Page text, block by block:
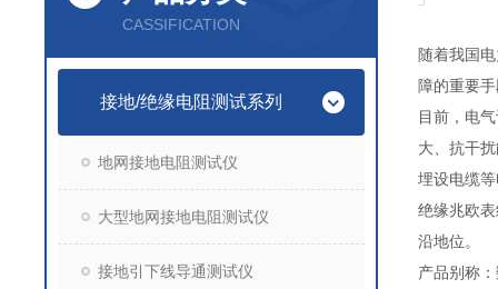
CASSIFICATION
接地/绝缘电阻测试系列
地网接地电阻测试仪
大型地网接地电阻测试仪
接地引下线导通测试仪
随着我国
障的重要
目前，电
大、抗干
埋设电缆
绝缘兆欧
沿地位。
产品别称